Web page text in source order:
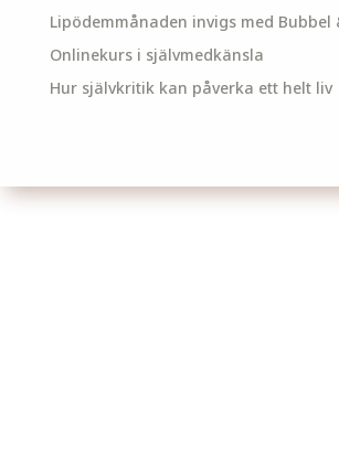
Lipödemmånaden invigs med Bubbel
Onlinekurs i självmedkänsla
Hur självkritik kan påverka ett helt liv